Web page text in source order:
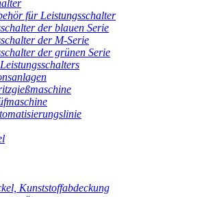
für Leistungsschalter
der blauen Serie
der M-Serie
der grünen Serie
Kunststoffabdeckung